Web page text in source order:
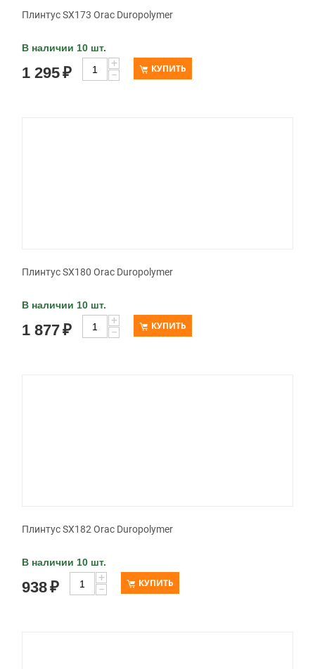
Плинтус SX173 Orac Duropolymer
В наличии 10 шт.
1 295₽
+
−
КУПИТЬ
Плинтус SX180 Orac Duropolymer
В наличии 10 шт.
1 877₽
+
−
КУПИТЬ
Плинтус SX182 Orac Duropolymer
В наличии 10 шт.
938₽
+
−
КУПИТЬ